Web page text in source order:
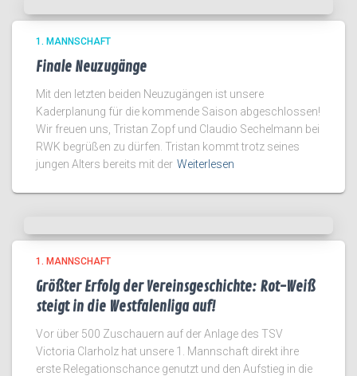
1. MANNSCHAFT
Finale Neuzugänge
Mit den letzten beiden Neuzugängen ist unsere
Kaderplanung für die kommende Saison abgeschlossen!
Wir freuen uns, Tristan Zopf und Claudio Sechelmann bei
RWK begrüßen zu dürfen. Tristan kommt trotz seines
jungen Alters bereits mit der Weiterlesen
1. MANNSCHAFT
Größter Erfolg der Vereinsgeschichte: Rot-Weiß
steigt in die Westfalenliga auf!
Vor über 500 Zuschauern auf der Anlage des TSV
Victoria Clarholz hat unsere 1. Mannschaft direkt ihre
erste Relegationschance genutzt und den Aufstieg in die